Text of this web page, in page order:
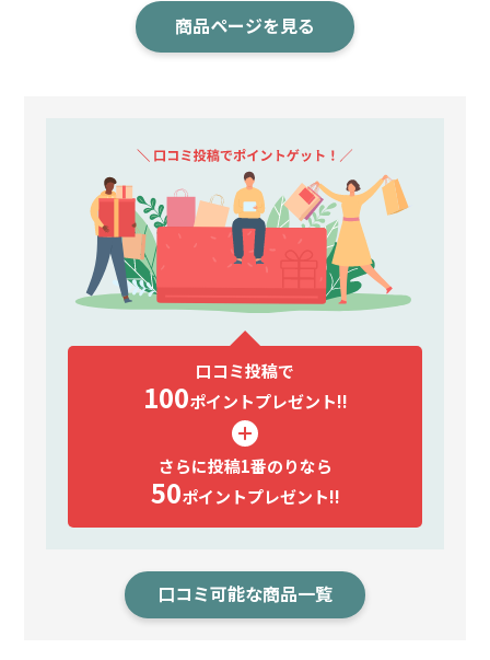
商品ページを見る
口コミ投稿で
100ポイントプレゼント!!
さらに投稿1番のりなら
50ポイントプレゼント!!
口コミ可能な商品一覧